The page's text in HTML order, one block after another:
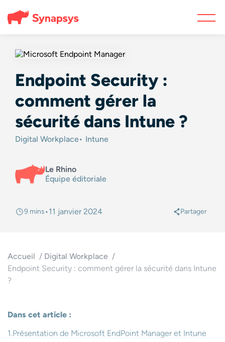
Endpoint Security :
comment gérer la
sécurité dans Intune ?
Digital Workplace Intune
Le Rhino
Équipe éditoriale
9 mins•11 janvier 2024 Partager
Accueil
Digital Workplace
Endpoint Security : comment gérer la sécurité dans Intune
?
Dans cet article :
Présentation de Microsoft EndPoint Manager et Intune